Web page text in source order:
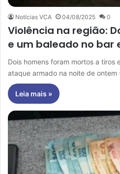
Notícias VCA 04/08/2025 0
Violência na região:
e um baleado no bar
Dois homens foram mortos a tiros
ataque armado na noite de ontem
Leia mais »